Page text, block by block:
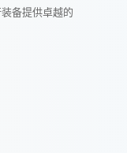
备提供卓越的